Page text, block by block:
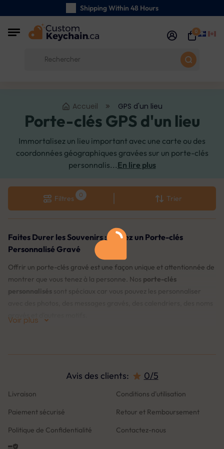
Shipping Within 48 Hours
Customer reviews:
0
Accueil GPS d'un lieu
Porte-clés GPS d'un lieu
Immortalisez un lieu important avec une carte ou des
coordonnées géographiques gravées sur un porte-clés
personnalis...En lire plus
Filtres Trier
Faites Durer les Souvenirs : Offrez un Porte-clés
Personnalisé Gravé
Offrir un porte-clés gravé est une façon unique et attentionnée de
montrer que vous tenez à la personne. Nos porte-clés
personnalisés sont spéciaux car vous pouvez les personnaliser
gravés et d'autres motifs.
maman, Porte-clés famille, Porte-clés couple, Porte-clés en forme
Qu'est-ce qui nous Différencie ?
♡ Aperçu en direct
: Notre fonction de prévisualisation en direct
vous permet de voir exactement à quoi ressemblera votre porte-
Voir plus
Livraison
Conditions d'utilisation
Paiement sécurisé
Retour et Remboursement
Politique de Confidentialité
Contactez-nous
Avis des clients: 0/5